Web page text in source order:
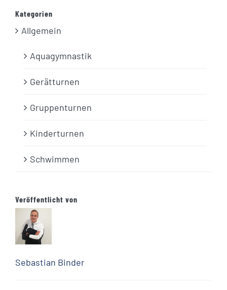
Kategorien
Allgemein
Aquagymnastik
Gerätturnen
Gruppenturnen
Kinderturnen
Schwimmen
Veröffentlicht von
Sebastian Binder